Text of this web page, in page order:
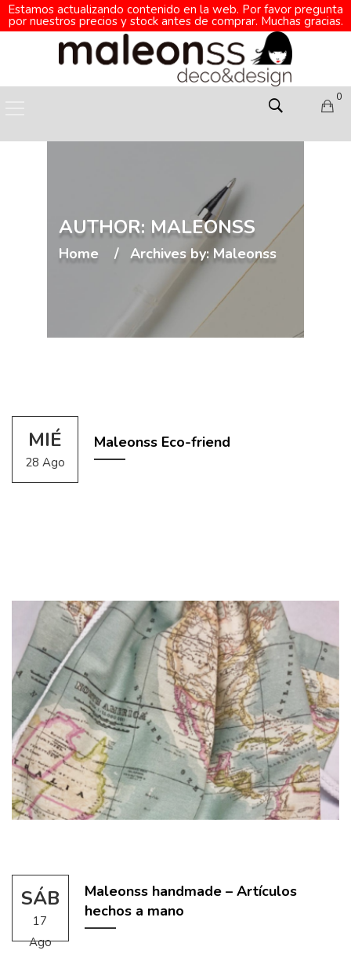
Estamos actualizando contenido en la web. Por favor pregunta
por nuestros precios y stock antes de comprar. Muchas gracias.
0
AUTHOR: MALEONSS
Home Archives by: Maleonss
MIÉ
28 Ago
Maleonss Eco-friend
SÁB
17
Ago
Maleonss handmade – Artículos
hechos a mano